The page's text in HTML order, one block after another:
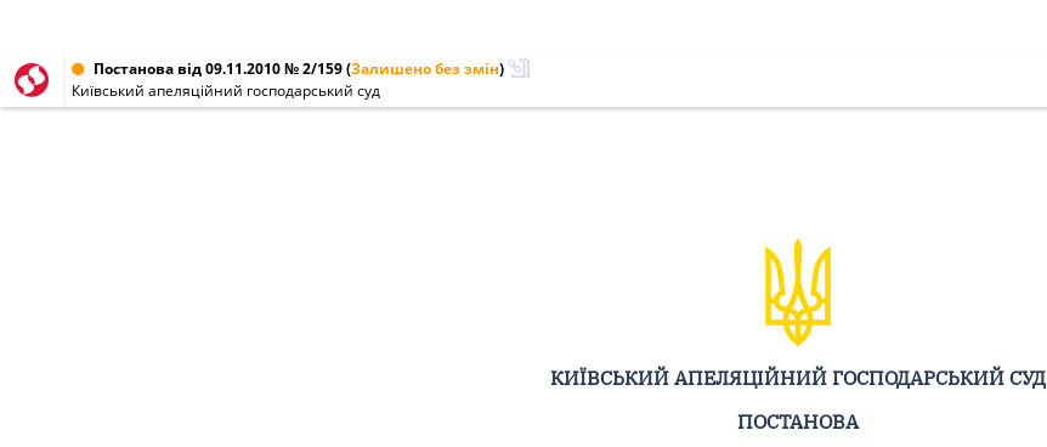
Постанова від 09.11.2010 № 2/159(Залишено без змін)
Київський апеляційний господарський суд
КИЇВСЬКИЙ АПЕЛЯЦІЙНИЙ ГОСПОДАРСЬКИЙ СУД
ПОСТАНОВА